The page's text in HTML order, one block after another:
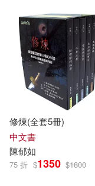
廖炳焜(4)
李鼎(4)
王家珍(4)
管家琪(4)
許書寧(4)
出版社 (可複選)
親子天下(47)
小麥田(11)
小魯文化(4)
麥田(3)
修煉(全套5冊)
中文書
陳郁如
75 折 $1350 $1800